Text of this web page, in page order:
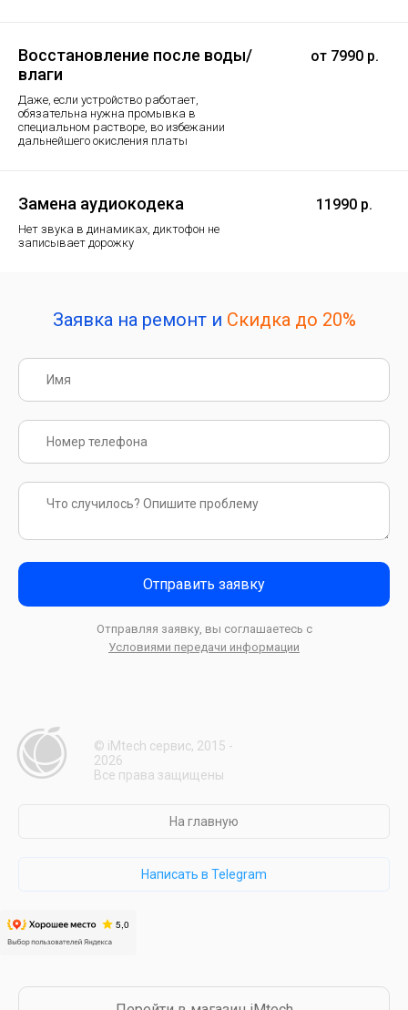
Восстановление после воды/
влаги
Даже, если устройство работает,
обязательна нужна промывка в
специальном растворе, во избежании
дальнейшего окисления платы
от 7990 р.
Замена аудиокодека
Нет звука в динамиках, диктофон не
записывает дорожку
11990 р.
Заявка на ремонт и Скидка до 20%
Отправить заявку
Отправляя заявку, вы соглашаетесь с
Условиями передачи информации
© iMtech сервис, 2015 -
2026
Все права защищены
На главную
Написать в Telegram